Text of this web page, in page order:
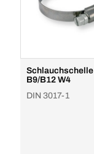
Schlauchschelle
B9/B12 W4
DIN 3017-1